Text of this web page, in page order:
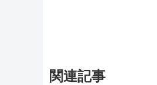
関連記事